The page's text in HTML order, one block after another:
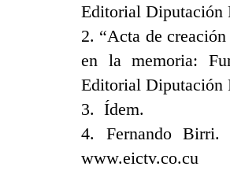
Editorial Diputación
2. “Acta de
en la memoria:
Editorial Diputación
3. Ídem.
4. Fernando
www.eictv.co.cu